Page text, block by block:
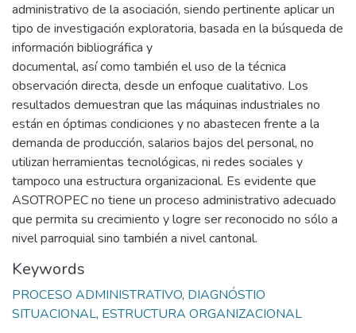
administrativo de la asociación, siendo pertinente aplicar un
tipo de investigación exploratoria, basada en la búsqueda de
información bibliográfica y
documental, así como también el uso de la técnica
observación directa, desde un enfoque cualitativo. Los
resultados demuestran que las máquinas industriales no
están en óptimas condiciones y no abastecen frente a la
demanda de producción, salarios bajos del personal, no
utilizan herramientas tecnológicas, ni redes sociales y
tampoco una estructura organizacional. Es evidente que
ASOTROPEC no tiene un proceso administrativo adecuado
que permita su crecimiento y logre ser reconocido no sólo a
nivel parroquial sino también a nivel cantonal.
Keywords
PROCESO ADMINISTRATIVO, DIAGNÓSTIO
SITUACIONAL, ESTRUCTURA ORGANIZACIONAL